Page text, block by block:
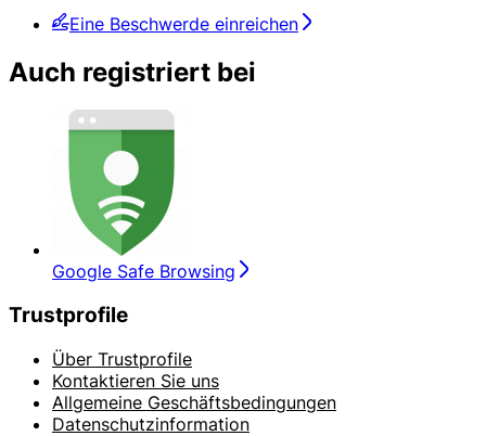
Eine Beschwerde einreichen
Auch registriert bei
Google Safe Browsing
Trustprofile
Über Trustprofile
Kontaktieren Sie uns
Allgemeine Geschäftsbedingungen
Datenschutzinformation